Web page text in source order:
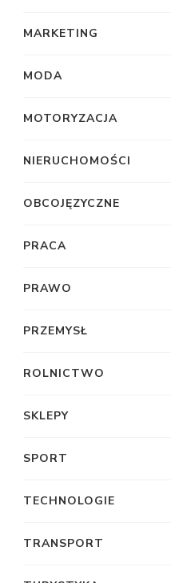
MARKETING
MODA
MOTORYZACJA
NIERUCHOMOŚCI
OBCOJĘZYCZNE
PRACA
PRAWO
PRZEMYSŁ
ROLNICTWO
SKLEPY
SPORT
TECHNOLOGIE
TRANSPORT